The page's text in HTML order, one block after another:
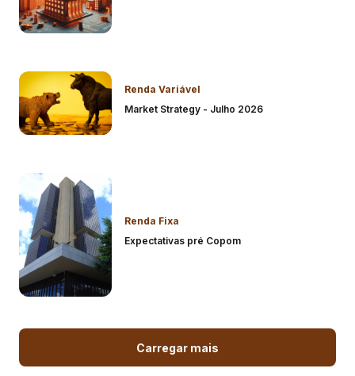
Renda Variável
Market Strategy - Julho 2026
Renda Fixa
Expectativas pré Copom
Carregar mais